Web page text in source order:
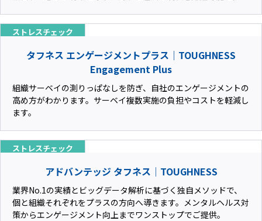
ストレスチェック
タフネス エンゲージメントプラス｜TOUGHNESS
Engagement Plus
組織サーベイの測りっぱなしを防ぎ、自社のエンゲージメントの
高め方がわかります。サーベイ複数実施の負担やコストを軽減し
ます。
ストレスチェック
アドバンテッジ タフネス｜TOUGHNESS
業界No.1の実績とビッグデータ解析に基づく独自メソッドで、
個と組織それぞれをプラスの方向へ導きます。メンタルヘルス対
策からエンゲージメント向上までワンストップでご提供。